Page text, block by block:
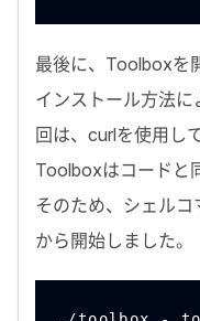
最後に、 Toolboxを
インストール方法
回は、 curlを使用し
Toolboxはコードと
そのため、シェル
から開始しました。